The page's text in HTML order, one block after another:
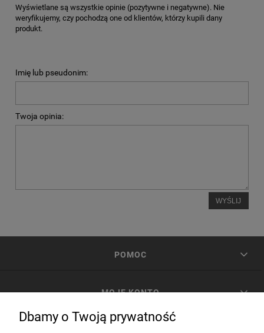
Wyświetlane są wszystkie opinie (pozytywne i negatywne). Nie
weryfikujemy, czy pochodzą one od klientów, którzy kupili dany
produkt.
Imię lub pseudonim:
Twoja opinia:
WYŚLIJ
POMOC
MOJE KONTO
Dbamy o Twoją prywatność